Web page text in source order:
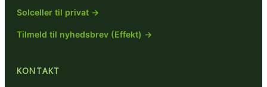
Solceller til privat →
Tilmeld til nyhedsbrev (Effekt) →
KONTAKT